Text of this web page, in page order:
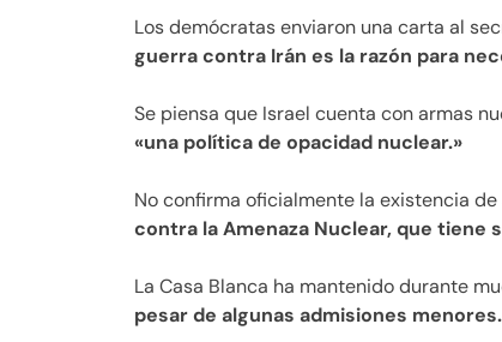
Los demócratas enviaron una carta al
guerra contra Irán es la razón para
Se piensa que Israel cuenta con armas
«una política de opacidad nuclear.»
No confirma oficialmente la existencia
contra la Amenaza Nuclear, que tiene
La Casa Blanca ha mantenido durante
pesar de algunas admisiones menores.